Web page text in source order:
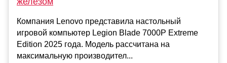
Компания Lenovo представила настольный
игровой компьютер Legion Blade 7000P Extreme
Edition 2025 года. Модель рассчитана на
максимальную производител...